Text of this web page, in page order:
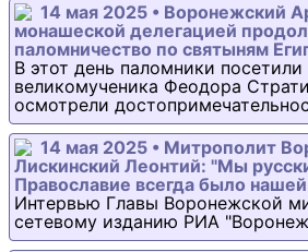
14 мая 2025 • Воронежский
монашеской делегацией
паломничество по святыням
В этот день паломники
великомученика Феодора
осмотрели
14 мая 2025 • Митрополит
Лискинский Леонтий: "Мы
Православие всегда было
Интервью Главы Воронежской
сетевому изданию РИА